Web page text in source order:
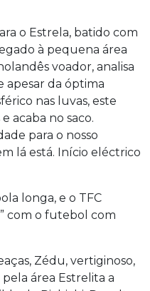
o Estrela, batido com
à pequena área
voador, analisa
apesar da óptima
nas luvas, este
acaba no saco.
para o nosso
lá está. Início eléctrico
longa, e o TFC
com o futebol com
Zédu, vertiginoso,
área Estrelita a